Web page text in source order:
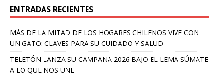
ENTRADAS RECIENTES
MÁS DE LA MITAD DE LOS HOGARES CHILENOS VIVE CON
UN GATO: CLAVES PARA SU CUIDADO Y SALUD
TELETÓN LANZA SU CAMPAÑA 2026 BAJO EL LEMA SÚMATE
A LO QUE NOS UNE